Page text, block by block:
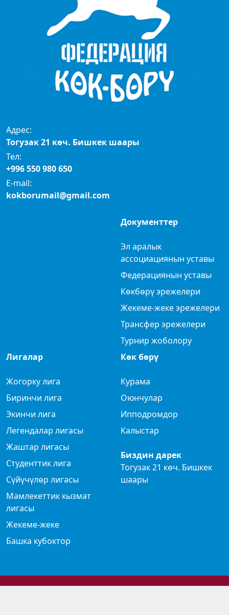
Адрес:
Тогузак 21 көч. Бишкек шаары
Тел:
+996 550 980 650
E-mail:
kokborumail@gmail.com
Документтер
Эл аралык
ассоциациянын уставы
Федерациянын уставы
Көкбөрү эрежелери
Жекеме-жеке эрежелери
Трансфер эрежелери
Турнир жоболору
Лигалар
Жогорку лига
Биринчи лига
Экинчи лига
Легендалар лигасы
Жаштар лигасы
Студенттик лига
Сүйүчүлөр лигасы
Мамлекеттик кызмат
лигасы
Жекеме-жеке
Башка кубоктор
Көк бөрү
Курама
Оюнчулар
Ипподромдор
Калыстар
Биздин дарек
Тогузак 21 көч. Бишкек
шаары